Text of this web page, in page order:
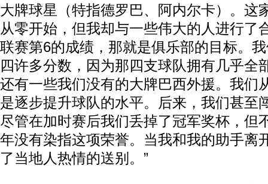
大牌球星（特指德罗巴、阿内尔卡）。这
从零开始，但我却与一些伟大的人进行了
联赛第6的成绩，那就是俱乐部的目标。
四许多分数，因为那四支球队拥有几乎全
还有一些我们没有的大牌巴西外援。我们
是逐步提升球队的水平。后来，我们甚至
尽管在加时赛后我们丢掉了冠军奖杯，但
年没有染指这项荣誉。当我和我的助手离
了当地人热情的送别。”